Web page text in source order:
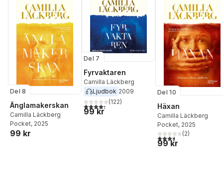
Del 8
Änglamakerskan
Camilla Läckberg
Pocket, 2025
99 kr
Del 7
Fyrvaktaren
Camilla Läckberg
Ljudbok 2009
4,3utav 5 stjärnor. Totalt antal röster:
(122)
99 kr
Del 10
Häxan
Camilla Läckberg
Pocket, 2025
3,5utav 5 stjärnor.
(2)
99 kr